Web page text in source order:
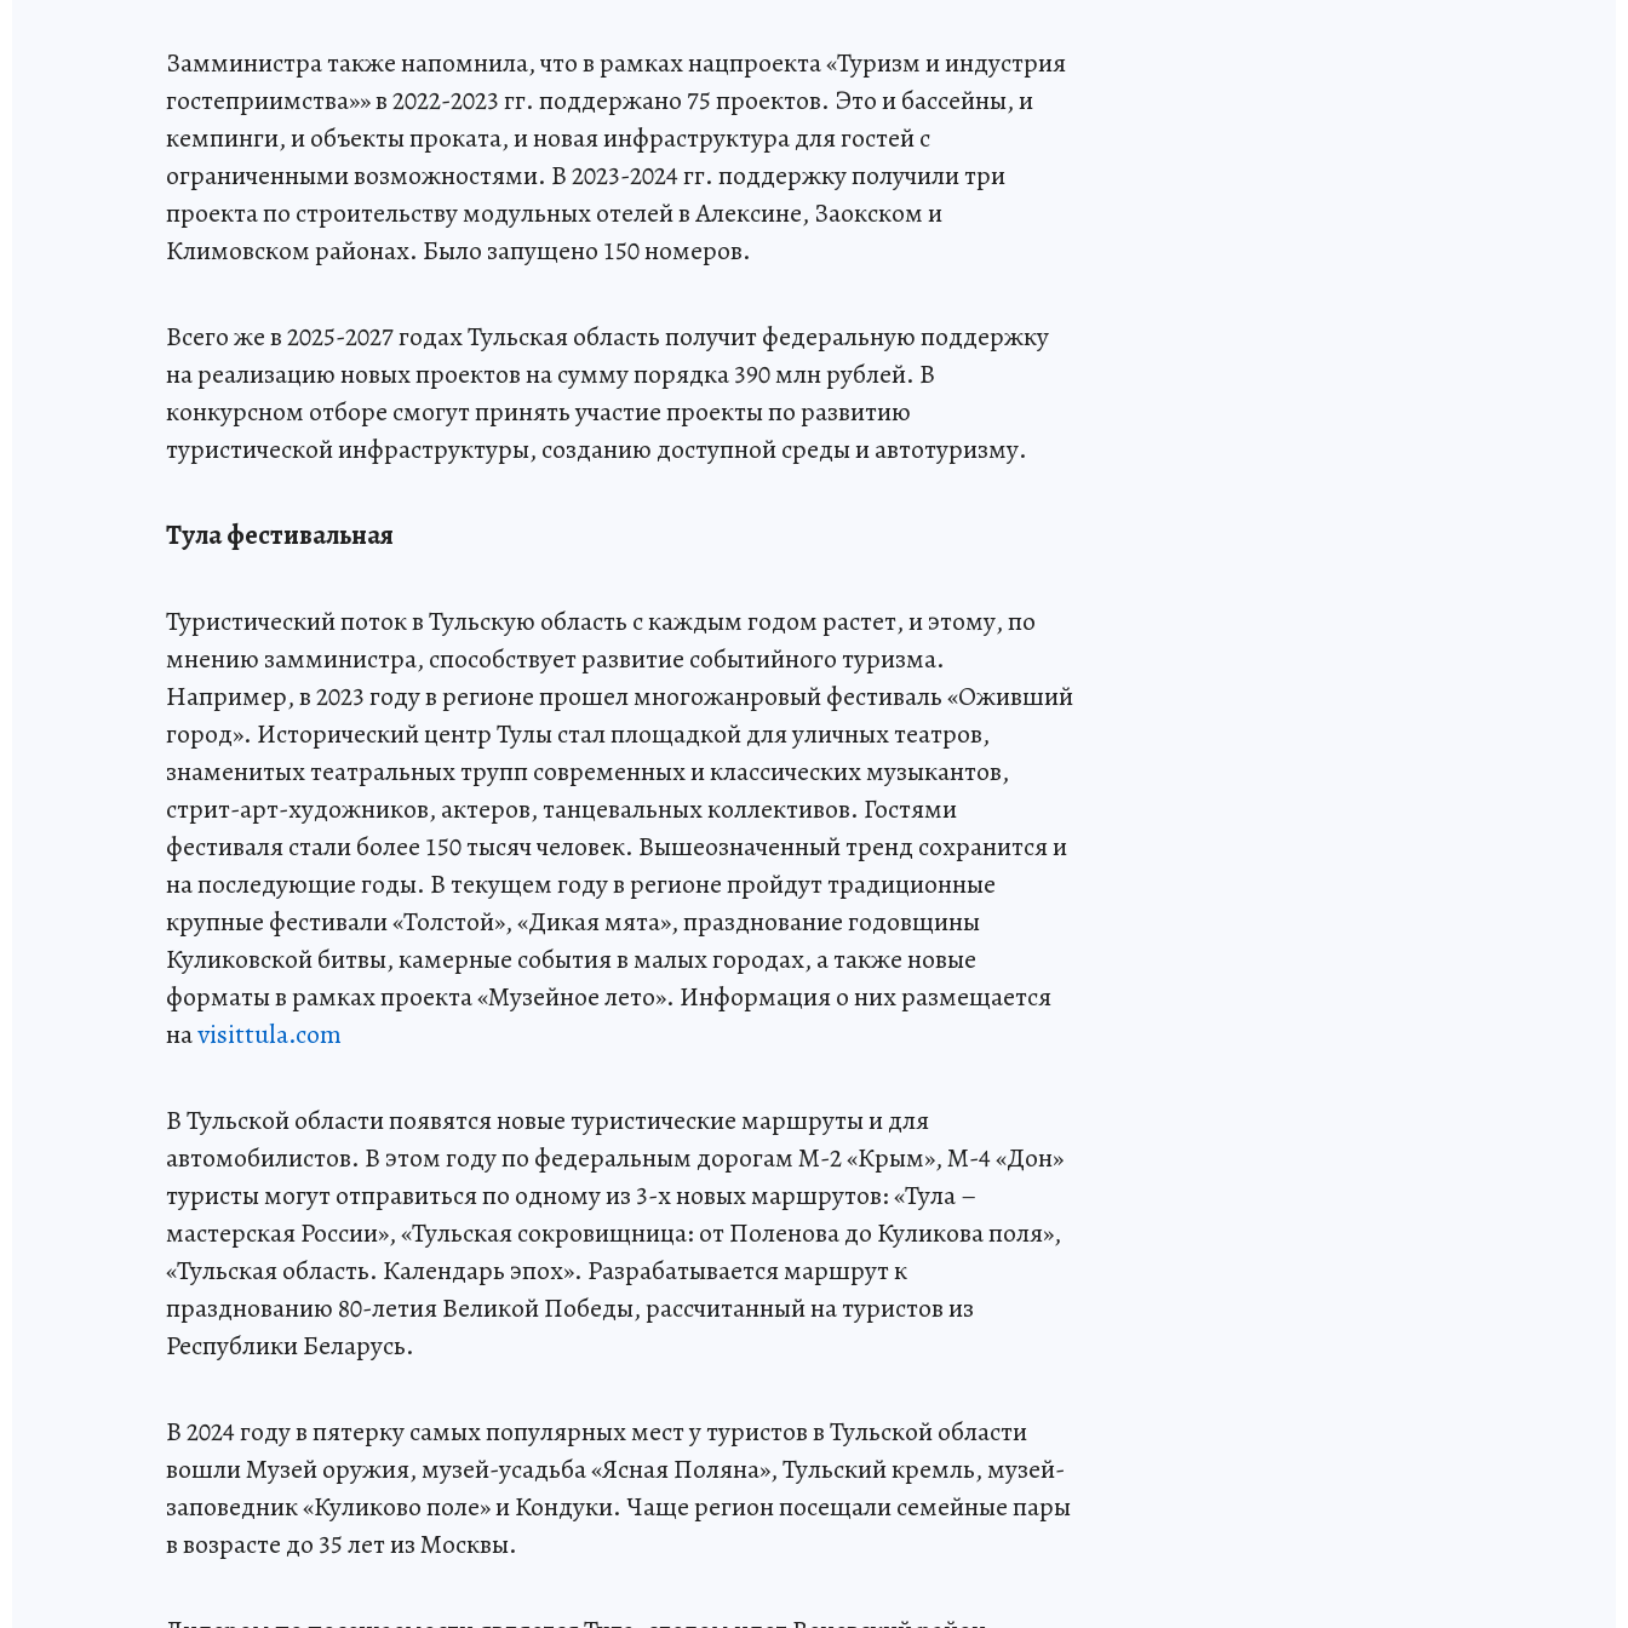
Замминистра также напомнила, что в рамках нацпроекта «Туризм и индустрия
гостеприимства»» в 2022-2023 гг. поддержано 75 проектов. Это и бассейны, и
кемпинги, и объекты проката, и новая инфраструктура для гостей с
ограниченными возможностями. В 2023-2024 гг. поддержку получили три
проекта по строительству модульных отелей в Алексине, Заокском и
Климовском районах. Было запущено 150 номеров.
Всего же в 2025-2027 годах Тульская область получит федеральную поддержку
на реализацию новых проектов на сумму порядка 390 млн рублей. В
конкурсном отборе смогут принять участие проекты по развитию
туристической инфраструктуры, созданию доступной среды и автотуризму.
Тула фестивальная
Туристический поток в Тульскую область с каждым годом растет, и этому, по
мнению замминистра, способствует развитие событийного туризма.
Например, в 2023 году в регионе прошел многожанровый фестиваль «Оживший
город». Исторический центр Тулы стал площадкой для уличных театров,
знаменитых театральных трупп современных и классических музыкантов,
стрит-арт-художников, актеров, танцевальных коллективов. Гостями
фестиваля стали более 150 тысяч человек. Вышеозначенный тренд сохранится и
на последующие годы. В текущем году в регионе пройдут традиционные
крупные фестивали «Толстой», «Дикая мята», празднование годовщины
Куликовской битвы, камерные события в малых городах, а также новые
форматы в рамках проекта «Музейное лето». Информация о них размещается
наvisittula.com
В Тульской области появятся новые туристические маршруты и для
автомобилистов. В этом году по федеральным дорогам М-2 «Крым», М-4 «Дон»
туристы могут отправиться по одному из 3-х новых маршрутов: «Тула –
мастерская России», «Тульская сокровищница: от Поленова до Куликова поля»,
«Тульская область. Календарь эпох». Разрабатывается маршрут к
празднованию 80-летия Великой Победы, рассчитанный на туристов из
Республики Беларусь.
В 2024 году в пятерку самых популярных мест у туристов в Тульской области
вошли Музей оружия, музей-усадьба «Ясная Поляна», Тульский кремль, музей-
заповедник «Куликово поле» и Кондуки. Чаще регион посещали семейные пары
в возрасте до 35 лет из Москвы.